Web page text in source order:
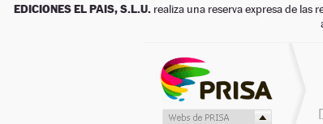
EDICIONES EL PAIS, S.L.U. realiza una reserva expresa de